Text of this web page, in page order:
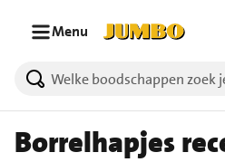
Menu
Borrelhapjes